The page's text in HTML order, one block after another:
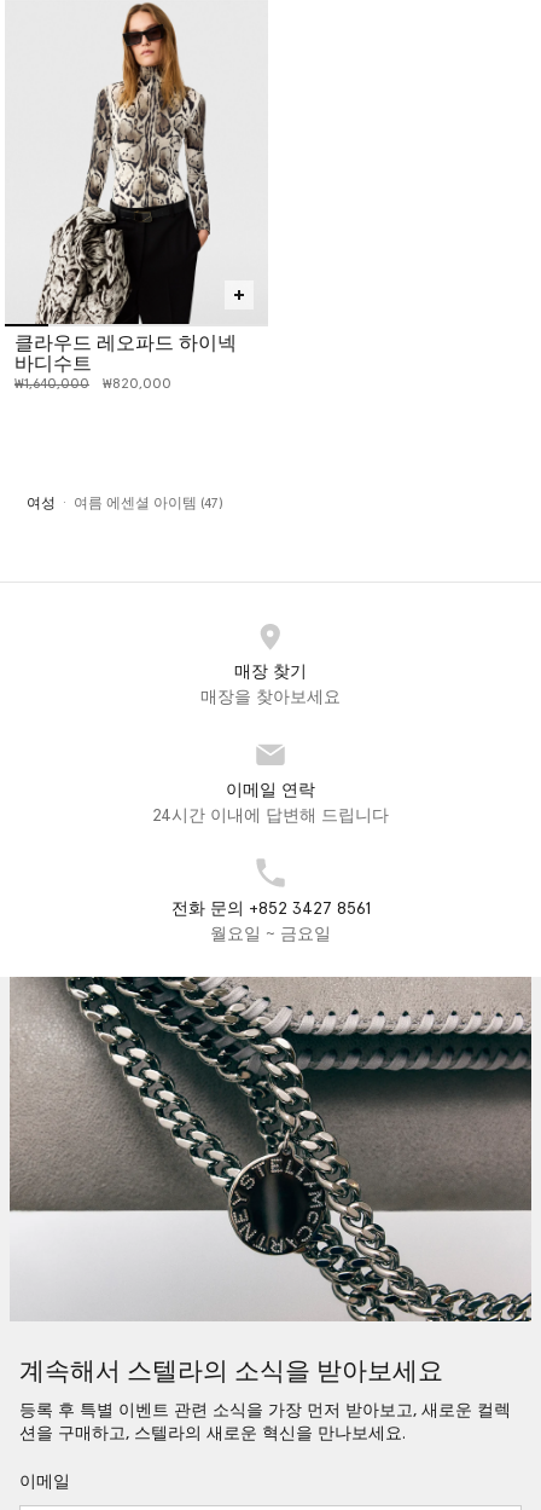
클라우드 레오파드 하이넥
바디수트
인하 전 가격:
₩1,640,000인하된 가격:
₩820,000
여성 여름 에센셜 아이템 (47)
매장 찾기
매장을 찾아보세요
이메일 연락
24시간 이내에 답변해 드립니다
전화 문의 +852 3427 8561
월요일 ~ 금요일
계속해서 스텔라의 소식을 받아보세요
등록 후 특별 이벤트 관련 소식을 가장 먼저 받아보고, 새로운 컬렉
션을 구매하고, 스텔라의 새로운 혁신을 만나보세요.
이메일